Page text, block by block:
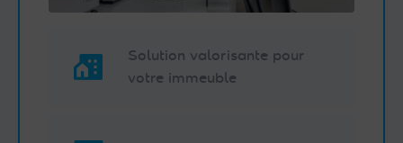
Solution valorisante pour
votre immeuble